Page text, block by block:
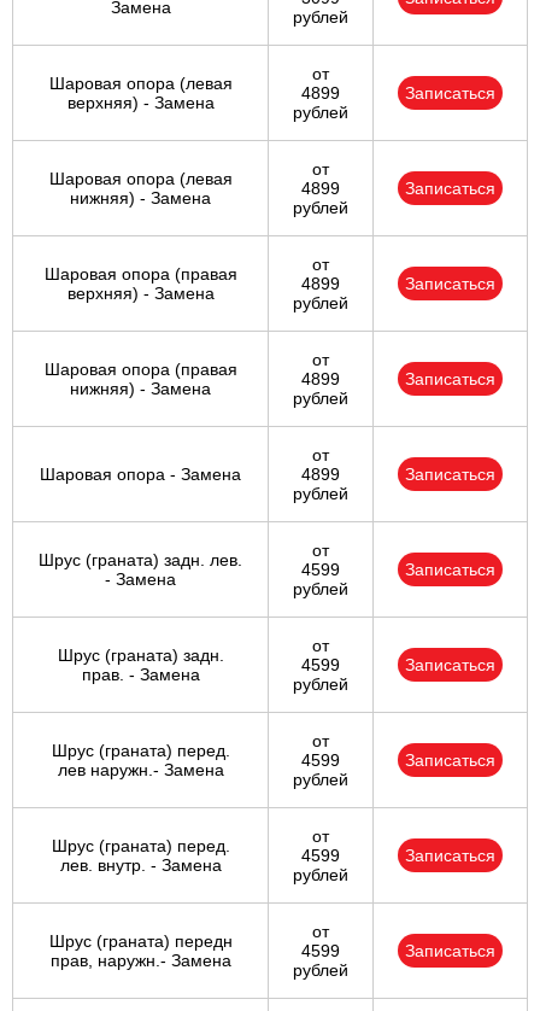
Замена
рублей
Шаровая опора (левая
верхняя) - Замена
от
4899
рублей
Записаться
Шаровая опора (левая
нижняя) - Замена
от
4899
рублей
Записаться
Шаровая опора (правая
верхняя) - Замена
от
4899
рублей
Записаться
Шаровая опора (правая
нижняя) - Замена
от
4899
рублей
Записаться
Шаровая опора - Замена
от
4899
рублей
Записаться
Шрус (граната) задн. лев.
- Замена
от
4599
рублей
Записаться
Шрус (граната) задн.
прав. - Замена
от
4599
рублей
Записаться
Шрус (граната) перед.
лев наружн.- Замена
от
4599
рублей
Записаться
Шрус (граната) перед.
лев. внутр. - Замена
от
4599
рублей
Записаться
Шрус (граната) передн
прав, наружн.- Замена
от
4599
рублей
Записаться